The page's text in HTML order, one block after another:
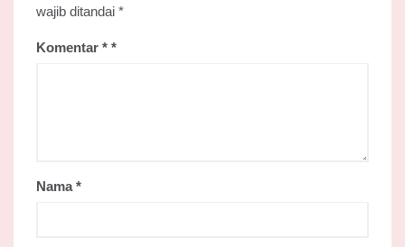
wajib ditandai *
Komentar *
Nama*